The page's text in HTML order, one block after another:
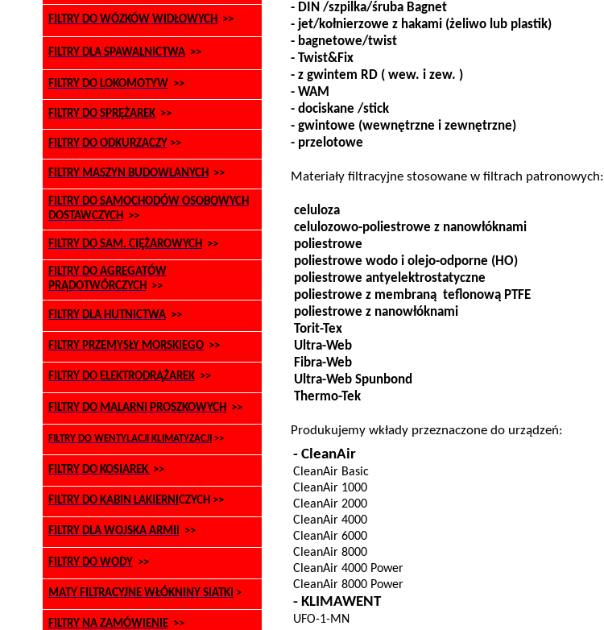
- DIN /szpilka/śruba Bagnet
- jet/kołnierzowe z hakami (żeliwo lub plastik)
- bagnetowe/twist
-Twist&Fix
- z gwintem RD ( wew. i zew. )
- WAM
- dociskane /stick
- gwintowe (wewnętrzne i zewnętrzne)
- przelotowe
Materiały filtracyjne stosowane w filtrach patronowych:
celuloza
celulozowo-poliestrowe z nanowłóknami
poliestrowe
poliestrowe wodo i olejo-odporne (HO)
poliestrowe antyelektrostatyczne
poliestrowe z membraną teflonową PTFE
poliestrowe z nanowłóknami
Torit-Tex
Ultra-Web
Fibra-Web
Ultra-Web Spunbond
Thermo-Tek
Produkujemy wkłady przeznaczone do urządzeń:
- CleanAir
CleanAirBasic
CleanAir1000
CleanAir2000
CleanAir4000
CleanAir6000
CleanAir8000
CleanAir4000 Power
CleanAir8000 Power
- KLIMAWENT
UFO-1-MN
FILTRY DO WÓZKÓW WIDŁOWYCH >>
FILTRY DLA SPAWALNICTWA >>
FILTRY DO LOKOMOTYW >>
FILTRY DO SPRĘŻAREK >>
FILTRY DO ODKURZACZY >>
FILTRY MASZYN BUDOWLANYCH >>
FILTRY DO SAMOCHODÓW OSOBOWYCH
DOSTAWCZYCH >>
FILTRY DO SAM. CIĘŻAROWYCH >>
FILTRY DO AGREGATÓW
PRĄDOTWÓRCZYCH >>
FILTRY DLA HUTNICTWA >>
FILTRY PRZEMYSŁY MORSKIEGO >>
FILTRY DO ELEKTRODRĄŻAREK >>
FILTRY DO MALARNI PROSZKOWYCH >>
FILTRY DO WENTYLACJI KLIMATYZACJI >>
FILTRY DO KOSIAREK >>
FILTRY DO KABIN LAKIERNICZYCH >>
FILTRY DLA WOJSKA ARMII >>
FILTRY DO WODY >>
MATY FILTRACYJNE WŁÓKNINY SIATKI >
FILTRY NA ZAMÓWIENIE >>